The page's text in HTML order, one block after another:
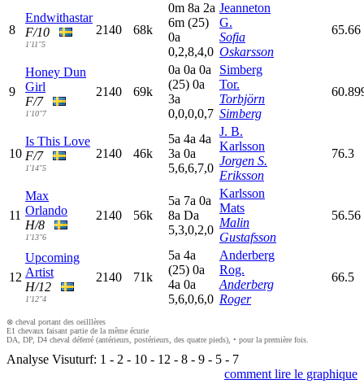
8
Endwithastar
F/10
1'11"5
2140 68k
0m 8a 2a
6m (25)
0a
0,2,8,4,0
Jeanneton
G.
Sofia
Oskarsson
65.66
9
Honey Dun
Girl
F/7
1'10"7
2140 69k
0a 0a 0a
(25) 0a
3a
0,0,0,0,7
Simberg
Tor.
Torbjörn
Simberg
10
Is This Love
F/7
1'14"5
2140 46k
5a 4a 4a
3a 0a
5,6,6,7,0
J. B.
Karlsson
Jorgen S.
Eriksson
76.3
11
Max
Orlando
H/8
1'13"6
2140 56k
5a 7a 0a
8a Da
5,3,0,2,0
Karlsson
Mats
Malin
Gustafsson
56.56
12
Upcoming
Artist
H/12
1'12"4
2140 71k
5a 4a
(25) 0a
4a 0a
5,6,0,6,0
Anderberg
Rog.
Anderberg
Roger
66.5
⊗ cheval portant des oeilllères
E1 chevaux faisant partie de la même écurie
DA, DP, D4 cheval déferré (antérieurs, postérieurs, des quatre pieds), • pour la première fois.
Analyse Visuturf: 1 - 2 - 10 - 12 - 8 - 9 - 5 - 7
comment lire le graphique